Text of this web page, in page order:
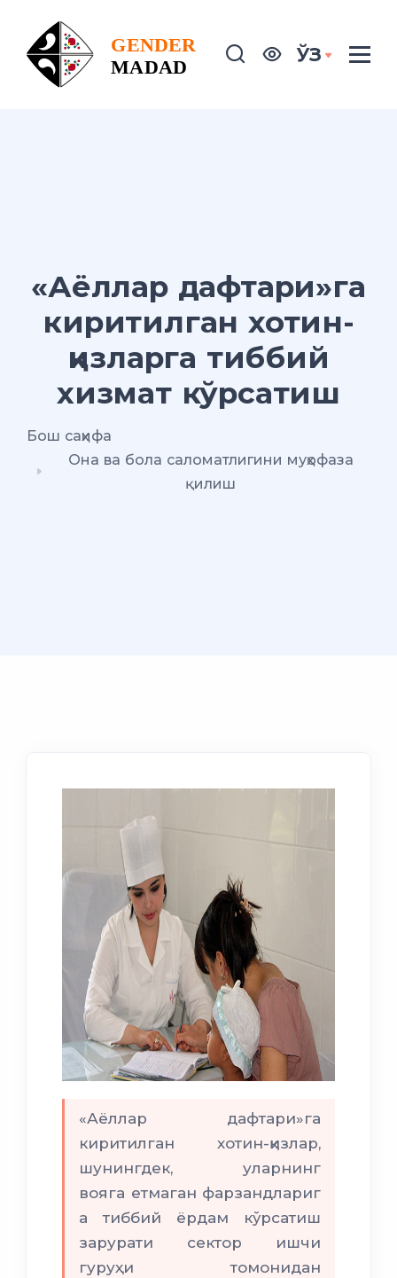
ЎЗ
«Аёллар дафтари»га
киритилган хотин-
қизларга тиббий
хизмат кўрсатиш
Бош саҳифа
Она ва бола саломатлигини муҳофаза
қилиш
«Аёллар дафтари»га
киритилган хотин-қизлар,
шунингдек, уларнинг
вояга етмаган фарзандлариг
а тиббий ёрдам кўрсатиш
зарурати сектор ишчи
гуруҳи томонидан